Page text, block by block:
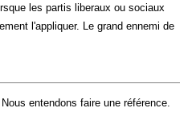
les partis liberaux ou sociaux
l'appliquer. Le grand ennemi de
entendons faire une référence.